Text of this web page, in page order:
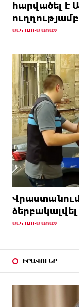
hարվածել է
ՄԵԿ ԱՄԻՍ ԱՌԱՋ
ձերբակալվել
ՄԵԿ ԱՄԻՍ ԱՌԱՋ
ԻՐԱՎՈՒՆՔ